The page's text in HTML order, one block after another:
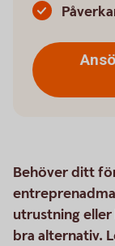
Behöver ditt
utrustning eller
bra alternativ.